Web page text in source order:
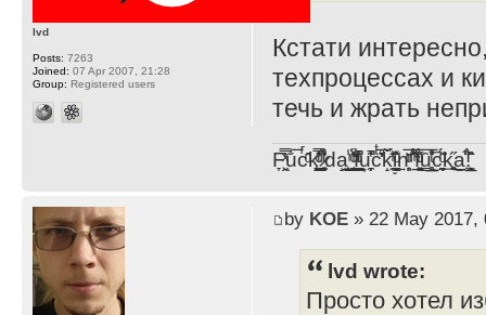
Кстати
техпроцессах и
течь и жрать
F̞͖̭̿̔ͯu̐̅cͬ̑ͩk̨̤̳͇̮̭̪̠̽̿̓̆ͭͩ ̷̩̰͎̩͓̘̾̀ͬ̊ͭ͛ͅda̝̺͙̬͎̝̾͟ ̰̜̝̯͉̯̖̓̎́ͨ̽ͫ͟f̟͇̭̀ͬͨͭ̐̚u̹̼̹̗̞͑̔͂͐̚cͭ̅̊̆̒̆ǩ̝̩̯́ͥ̔̍̑ḭ͓͍̳̬ͦ̽͂n͍͎͈̈̅ͩͬ ̊ͫ̂̾̑̈́f̲͚͉͓͗̋́ͧͦ̅ȗ͇̲̻͈̲̅̎͗͒ͭ͡c̬̟̠̹̯̈́ͩ͘ͅk̫̠̻̋͜a̲͒̾̇!͙͕̺͉̗̩̲̂̏̄̀
lvd
Posts: 7263
Joined: 07 Apr 2007, 21:28
Group: Registered users
by KOE» 22 May 2017,
lvd wrote:
Просто хотел